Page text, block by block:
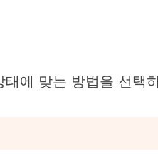
에 맞는 방법을 선택